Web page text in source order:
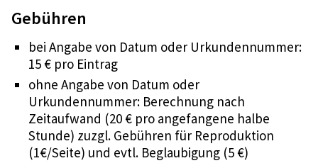
Gebühren
bei Angabe von Datum oder Urkundennummer:
15 € pro Eintrag
ohne Angabe von Datum oder
Urkundennummer: Berechnung nach
Zeitaufwand (20 € pro angefangene halbe
Stunde) zuzgl. Gebühren für Reproduktion
(1€/Seite) und evtl. Beglaubigung (5 €)